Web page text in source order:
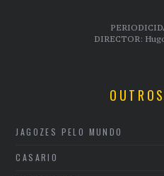
DIRECTOR:
JAGOZES PELO MUNDO
CASARIO